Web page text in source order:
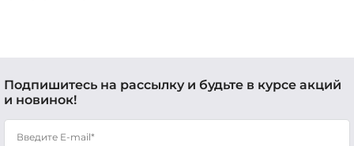
Подпишитесь на рассылку и будьте в курсе акций
и новинок!